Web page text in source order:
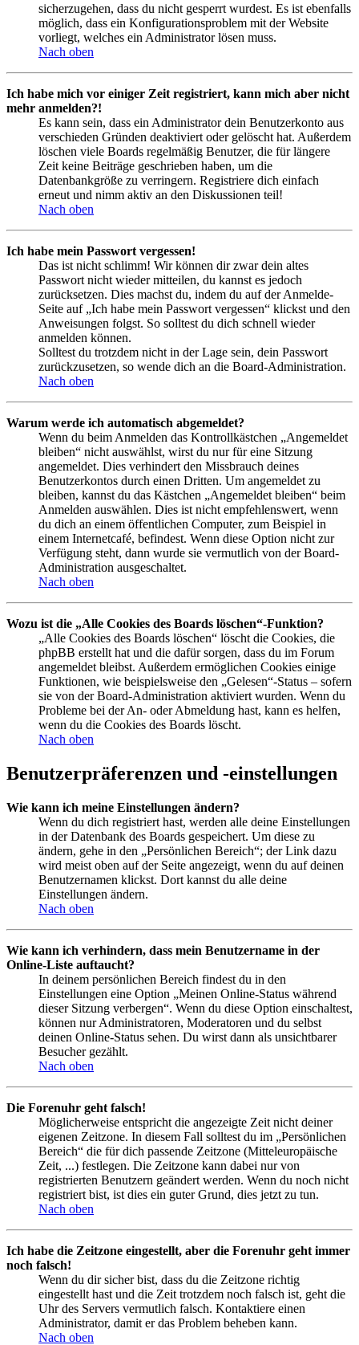
sicherzugehen, dass du nicht gesperrt wurdest. Es ist ebenfalls
möglich, dass ein Konfigurationsproblem mit der Website
vorliegt, welches ein Administrator lösen muss.
Nach oben
Ich habe mich vor einiger Zeit registriert, kann mich aber nicht
mehr anmelden?!
Es kann sein, dass ein Administrator dein Benutzerkonto aus
verschieden Gründen deaktiviert oder gelöscht hat. Außerdem
löschen viele Boards regelmäßig Benutzer, die für längere
Zeit keine Beiträge geschrieben haben, um die
Datenbankgröße zu verringern. Registriere dich einfach
erneut und nimm aktiv an den Diskussionen teil!
Nach oben
Ich habe mein Passwort vergessen!
Das ist nicht schlimm! Wir können dir zwar dein altes
Passwort nicht wieder mitteilen, du kannst es jedoch
zurücksetzen. Dies machst du, indem du auf der Anmelde-
Seite auf „Ich habe mein Passwort vergessen“ klickst und den
Anweisungen folgst. So solltest du dich schnell wieder
anmelden können.
Solltest du trotzdem nicht in der Lage sein, dein Passwort
zurückzusetzen, so wende dich an die Board-Administration.
Nach oben
Warum werde ich automatisch abgemeldet?
Wenn du beim Anmelden das Kontrollkästchen „Angemeldet
bleiben“ nicht auswählst, wirst du nur für eine Sitzung
angemeldet. Dies verhindert den Missbrauch deines
Benutzerkontos durch einen Dritten. Um angemeldet zu
bleiben, kannst du das Kästchen „Angemeldet bleiben“ beim
Anmelden auswählen. Dies ist nicht empfehlenswert, wenn
du dich an einem öffentlichen Computer, zum Beispiel in
einem Internetcafé, befindest. Wenn diese Option nicht zur
Verfügung steht, dann wurde sie vermutlich von der Board-
Administration ausgeschaltet.
Nach oben
Wozu ist die „Alle Cookies des Boards löschen“-Funktion?
„Alle Cookies des Boards löschen“ löscht die Cookies, die
phpBB erstellt hat und die dafür sorgen, dass du im Forum
angemeldet bleibst. Außerdem ermöglichen Cookies einige
Funktionen, wie beispielsweise den „Gelesen“-Status – sofern
sie von der Board-Administration aktiviert wurden. Wenn du
Probleme bei der An- oder Abmeldung hast, kann es helfen,
wenn du die Cookies des Boards löscht.
Nach oben
Benutzerpräferenzen und -einstellungen
Wie kann ich meine Einstellungen ändern?
Wenn du dich registriert hast, werden alle deine Einstellungen
in der Datenbank des Boards gespeichert. Um diese zu
ändern, gehe in den „Persönlichen Bereich“; der Link dazu
wird meist oben auf der Seite angezeigt, wenn du auf deinen
Benutzernamen klickst. Dort kannst du alle deine
Einstellungen ändern.
Nach oben
Wie kann ich verhindern, dass mein Benutzername in der
Online-Liste auftaucht?
In deinem persönlichen Bereich findest du in den
Einstellungen eine Option „Meinen Online-Status während
dieser Sitzung verbergen“. Wenn du diese Option einschaltest,
können nur Administratoren, Moderatoren und du selbst
deinen Online-Status sehen. Du wirst dann als unsichtbarer
Besucher gezählt.
Nach oben
Die Forenuhr geht falsch!
Möglicherweise entspricht die angezeigte Zeit nicht deiner
eigenen Zeitzone. In diesem Fall solltest du im „Persönlichen
Bereich“ die für dich passende Zeitzone (Mitteleuropäische
Zeit, ...) festlegen. Die Zeitzone kann dabei nur von
registrierten Benutzern geändert werden. Wenn du noch nicht
registriert bist, ist dies ein guter Grund, dies jetzt zu tun.
Nach oben
Ich habe die Zeitzone eingestellt, aber die Forenuhr geht immer
noch falsch!
Wenn du dir sicher bist, dass du die Zeitzone richtig
eingestellt hast und die Zeit trotzdem noch falsch ist, geht die
Uhr des Servers vermutlich falsch. Kontaktiere einen
Administrator, damit er das Problem beheben kann.
Nach oben